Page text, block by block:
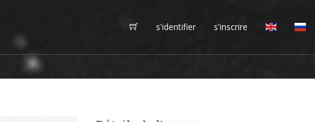
s'identifier s'inscrire